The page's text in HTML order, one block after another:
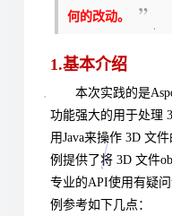
何的改动。
1.基本介绍
本次实践的是
功能强大的用于处理
用Java来操作 3D 文
例提供了将 3D 文件
专业的API使用有疑
例参考如下几点：